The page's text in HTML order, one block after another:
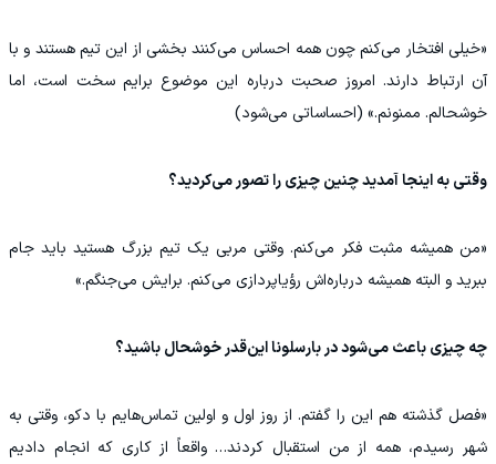
«خیلی افتخار می‌کنم چون همه احساس می‌کنند بخشی از این تیم هستند و با
آن ارتباط دارند. امروز صحبت درباره این موضوع برایم سخت است، اما
خوشحالم. ممنونم.» (احساساتی می‌شود)
وقتی به اینجا آمدید چنین چیزی را تصور می‌کردید؟
«من همیشه مثبت فکر می‌کنم. وقتی مربی یک تیم بزرگ هستید باید جام
ببرید و البته همیشه درباره‌اش رؤیاپردازی می‌کنم. برایش می‌جنگم.»
چه چیزی باعث می‌شود در بارسلونا این‌قدر خوشحال باشید؟
«فصل گذشته هم این را گفتم. از روز اول و اولین تماس‌هایم با دکو، وقتی به
شهر رسیدم، همه از من استقبال کردند… واقعاً از کاری که انجام دادیم